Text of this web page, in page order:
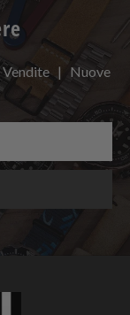
Vendite | Nuove